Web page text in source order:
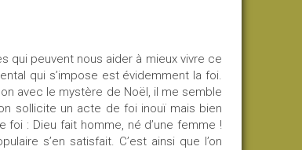
qui peuvent nous aider à mieux vivre ce
qui s’impose est évidemment la foi.
avec le mystère de Noël, il me semble
sollicite un acte de foi inouï mais bien
: Dieu fait homme, né d’une femme !
s’en satisfait. C’est ainsi que l’on